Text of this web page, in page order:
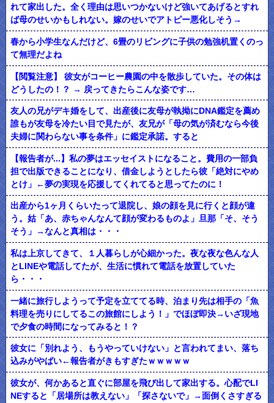
れて家出した。全く理由は思いつかないけど強いてあげるとすれ
ば母のせいかもしれない。嫁のせいでアトピー悪化しそう→
春から小学生なんだけど、6畳のリビングに子供の勉強机置くのっ
て無理だよね
【閲覧注意】 彼女がコーヒー農園の中を散歩していた。その体は
どうしたの！？ → 戻ってきたらこんな姿です…
友人の兄がデキ婚をして、出産後に友母が執拗にDNA鑑定を薦め
誰もが友母を冷たい目で見たが、友兄が「母の気が済むなら今後
夫婦に関わらない事を条件」に鑑定承諾。すると
【報告者が...】私の夢はエッセイストになること。費用の一部負
担で出版できることになり、借金しようとしたら彼「絶対にやめ
とけ」←夢の実現を応援してくれてると思ってたのに！
出産から1ヶ月くらいたって退院し、娘の顔を見に行くと顔が違
う。姑「あ、赤ちゃんなんて顔が変わるものよ」旦那「そ、そう
そう」→なんと真相は・・・
私は上京してきて、１人暮らしが心細かった。夜な夜な色んな人
とLINEや電話してたが、生活に慣れて電話を放置していた
ら・・・
一緒に旅行しようって予定を立ててる時、泊まり先は相手の「魚
料理を売りにしてるこの旅館にしよう！」でほぼ即決→いざ現地
で夕食の時間になってみると！？
彼女に「別れよう、もうやっていけない」と言われてまい、落ち
込みがやばい←報告者がきもすぎたｗｗｗｗｗ
彼女が、何かあると直ぐに部屋を飛び出して家出する。心配でLI
NEすると「居場所は教えない」「探さないで」→面倒くさすぎる